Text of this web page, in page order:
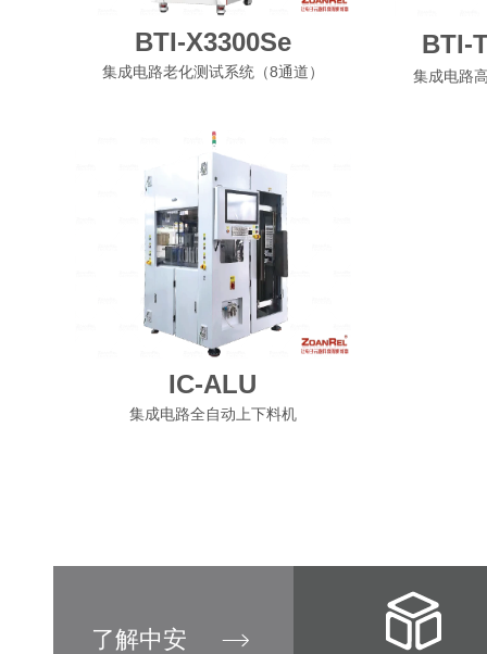
BTI-X3300Se
集成电路老化测试系统（8通道）
BTI-
集成电路
IC-ALU
集成电路全自动上下料机
了解中安